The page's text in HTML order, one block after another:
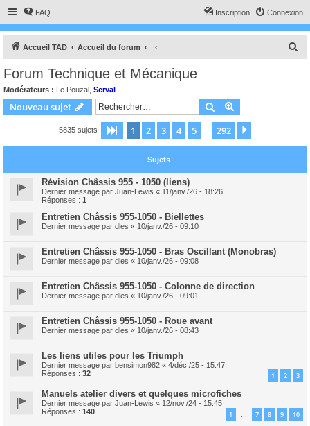
FAQ Connexion
Inscription
Accueil TAD Accueil du forum
c
Forum Technique et Mécanique
Modérateurs : Le Pouzal Serval
Nouveau sujet Rechercher
5835 sujets Page 1sur292
1 2 3 4 5 292
Sujets
Révision Châssis 955 - 1050 (liens)
Dernier message par Juan-Lewis « 11/janv./26 - 18:26
Réponses : 1
Entretien Châssis 955-1050 - Biellettes
Dernier message par dles « 10/janv./26 - 09:10
Entretien Châssis 955-1050 - Bras Oscillant (Monobras)
Dernier message par dles « 10/janv./26 - 09:08
Entretien Châssis 955-1050 - Colonne de direction
Dernier message par dles « 10/janv./26 - 09:01
Entretien Châssis 955-1050 - Roue avant
Dernier message par dles « 10/janv./26 - 08:43
Les liens utiles pour les Triumph
Dernier message par bensimon982 « 4/déc./25 - 15:47
Réponses : 32 1 2 3
Manuels atelier divers et quelques microfiches
Dernier message par Juan-Lewis « 12/nov./24 - 15:45
Réponses : 140 1 … 7 8 9 10